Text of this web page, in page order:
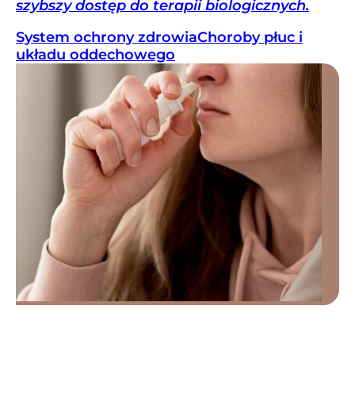
szybszy dostęp do terapii biologicznych.
System ochrony zdrowiaChoroby płuc i
układu oddechowego